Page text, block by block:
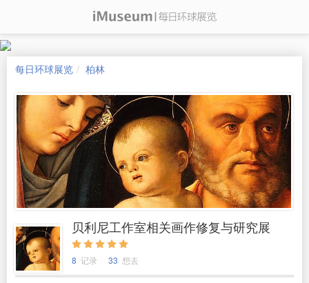
每日环球展览 柏林
贝利尼工作室相关画作修复与研究展
8 记录 33 想去